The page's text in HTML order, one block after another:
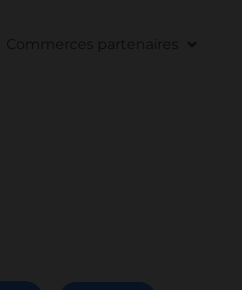
Commerces partenaires